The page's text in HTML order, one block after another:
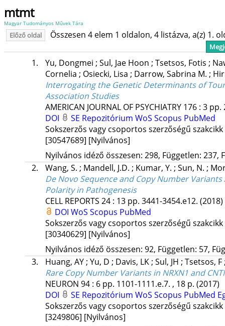
mtmt
Magyar Tudományos Művek Tára
Előző oldal Összesen 4 elem 1 oldalon, 4 listázva, a(z) 1.
1. Yu, Dongmei ; Sul, Jae Hoon ; Tsetsos, Fotis ;
Cornelia ; Osiecki, Lisa ; Darrow, Sabrina M. ;
Interrogating the Genetic Determinants of
Association Studies
AMERICAN JOURNAL OF PSYCHIATRY 176: 3 pp.
DOI
SE Repozitórium WoS Scopus PubMed
Sokszerzős vagy csoportos szerzőségű
[30547689] [Nyilvános]
Nyilvános idéző összesen: 298, Független: 237,
2.
Wang, S. ; Mandell, J.D. ; Kumar, Y. ; Sun, N. ;
De Novo Sequence and Copy Number
Polarity in Pathogenesis
CELL REPORTS 24: 13 pp. 3441-3454.e12. (2018)
DOI WoS Scopus PubMed
Sokszerzős vagy csoportos szerzőségű
[30340629] [Nyilvános]
Nyilvános idéző összesen: 92, Független: 57,
3.
Huang, AY; Yu, D ; Davis, LK; Sul, JH ; Tsetsos, F
Rare Copy Number Variants in NRXN1 and
NEURON 94: 6 pp. 1101-1111.e.7. , 18 p. (2017)
DOI
SE Repozitórium WoS Scopus PubMed
Sokszerzős vagy csoportos szerzőségű
[3249806] [Nyilvános]